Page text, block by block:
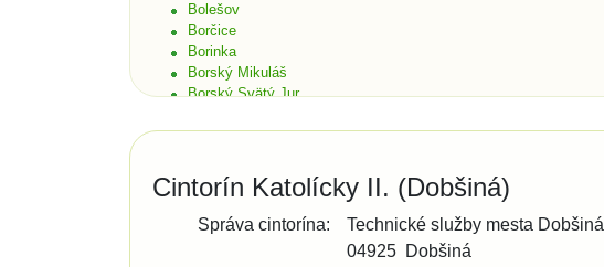
Bolešov
Borčice
Borinka
Borský Mikuláš
Borský Svätý Jur
Bratislava
Bratislava - Devín
Bratislava - Dúbravka
Bratislava - Karlova Ves
Cintorín Katolícky II. (Dobšiná)
Správa cintorína: Technické služby mesta Dobšiná
04925 Dobšiná